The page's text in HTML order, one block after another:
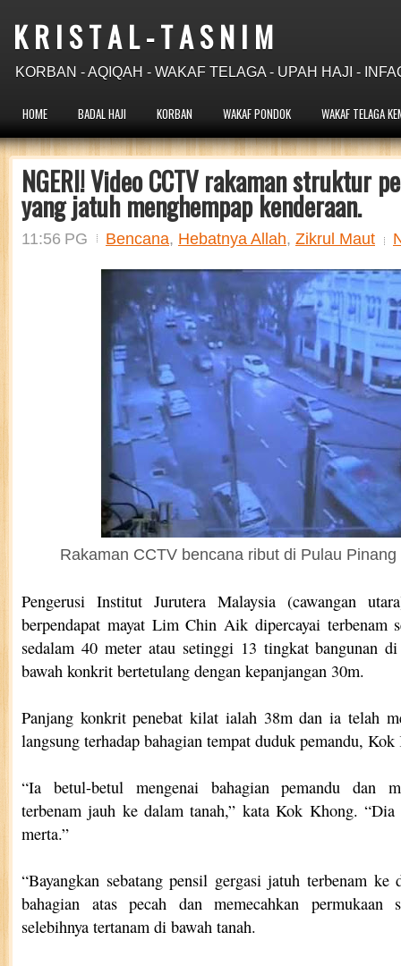
K R I S T A L - T A S N I M
KORBAN - AQIQAH - WAKAF TELAGA - UPAH HAJI -
HOME BADAL HAJI KORBAN WAKAF PONDOK WAKAF TELAGA
NGERI! Video CCTV rakaman struktur
yang jatuh menghempap kenderaan.
11:56 PG Bencana, Hebatnya Allah, Zikrul Maut
Rakaman CCTV bencana ribut di Pulau
Pengerusi Institut Jurutera Malaysia (cawangan
berpendapat mayat Lim Chin Aik dipercayai terbenam
sedalam 40 meter atau setinggi 13 tingkat bangunan
bawah konkrit bertetulang dengan kepanjangan 30m.
Panjang konkrit penebat kilat ialah 38m dan ia telah
langsung terhadap bahagian tempat duduk pemandu,
“Ia betul-betul mengenai bahagian pemandu dan
terbenam jauh ke dalam tanah,” kata Kok Khong. “Dia
merta.”
“Bayangkan sebatang pensil gergasi jatuh terbenam
bahagian atas pecah dan memecahkan permukaan
selebihnya tertanam di bawah tanah.